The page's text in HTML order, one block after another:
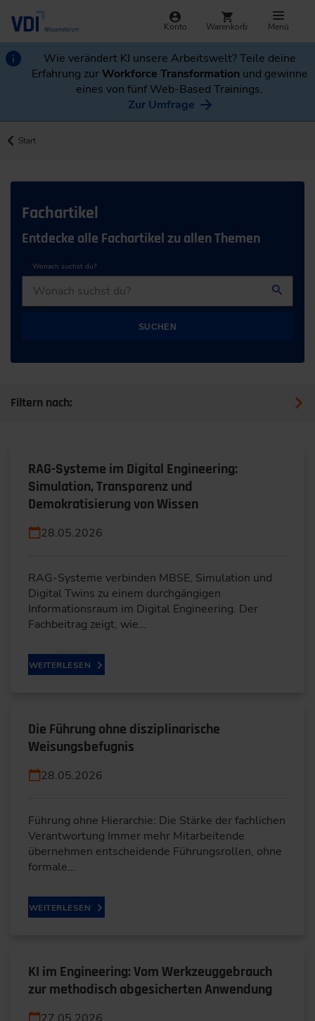
Konto Warenkorb Menü
Wie verändert KI unsere Arbeitswelt? Teile deine
Erfahrung zurWorkforce Transformation und gewinne
eines von fünf Web-Based Trainings.
Zur Umfrage
Start
Fachartikel
Entdecke alle Fachartikel zu allen Themen
Wonach suchst du?
SUCHEN
Filtern nach:
RAG-Systeme im Digital Engineering:
Simulation, Transparenz und
Demokratisierung von Wissen
28.05.2026
RAG-Systeme verbinden MBSE, Simulation und
Digital Twins zu einem durchgängigen
Informationsraum im Digital Engineering. Der
Fachbeitrag zeigt, wie…
WEITERLESEN
Die Führung ohne disziplinarische
Weisungsbefugnis
28.05.2026
Führung ohne Hierarchie: Die Stärke der fachlichen
Verantwortung Immer mehr Mitarbeitende
übernehmen entscheidende Führungsrollen, ohne
formale…
WEITERLESEN
KI im Engineering: Vom Werkzeuggebrauch
zur methodisch abgesicherten Anwendung
27.05.2026